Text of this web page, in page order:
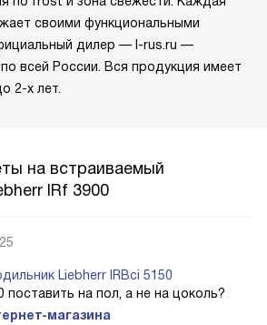
своими функциональными
дилер — l-rus.ru —
всей России. Вся продукция имеет
2-х лет.
на встраиваемый
IRf 3900
Liebherr IRBci 5150
на пол, а не на цоколь?
магазина